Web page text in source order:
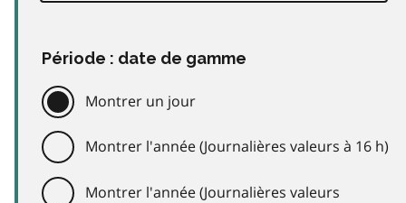
Période : date de gamme
Montrer un jour
Montrer l'année (Journalières valeurs à 16 h)
Montrer l'année (Journalières valeurs